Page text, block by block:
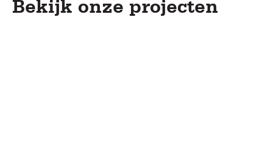
Bekijk onze projecten